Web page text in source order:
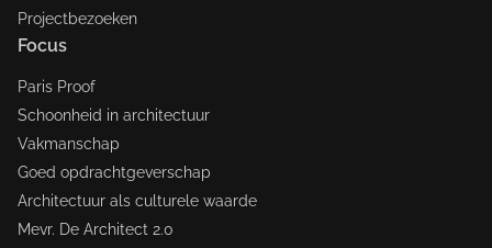
Projectbezoeken
Focus
Paris Proof
Schoonheid in architectuur
Vakmanschap
Goed opdrachtgeverschap
Architectuur als culturele waarde
Mevr. De Architect 2.0